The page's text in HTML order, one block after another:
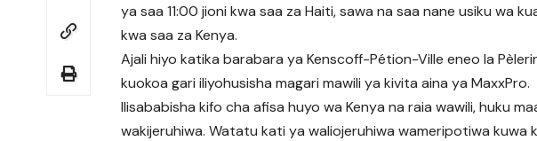
ya saa 11:00 jioni kwa saa za Haiti, sawa na saa nane usiku wa
kwa saa za Kenya.
Ajali hiyo katika barabara ya Kenscoff-Pétion-Ville eneo la
kuokoa gari iliyohusisha magari mawili ya kivita aina ya MaxxPro.
Ilisababisha kifo cha afisa huyo wa Kenya na raia wawili, huku
wakijeruhiwa. Watatu kati ya waliojeruhiwa wameripotiwa kuwa